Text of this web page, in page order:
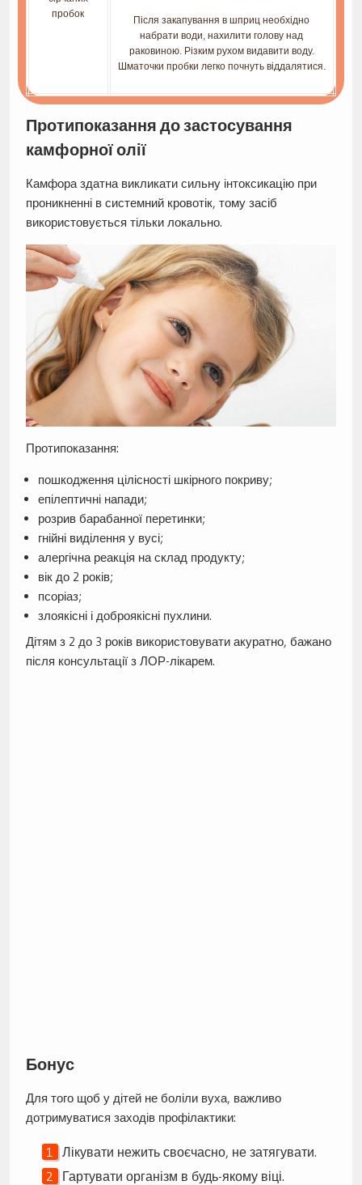
пробок
Після закапування в шприц необхідно
набрати води, нахилити голову над
раковиною. Різким рухом видавити воду.
Шматочки пробки легко почнуть віддалятися.
Протипоказання до застосування
камфорної олії
Камфора здатна викликати сильну інтоксикацію при
проникненні в системний кровотік, тому засіб
використовується тільки локально.
Протипоказання:
пошкодження цілісності шкірного покриву;
епілептичні напади;
розрив барабанної перетинки;
гнійні виділення у вусі;
алергічна реакція на склад продукту;
вік до 2 років;
псоріаз;
злоякісні і доброякісні пухлини.
Дітям з 2 до 3 років використовувати акуратно, бажано
після консультації з ЛОР-лікарем.
Бонус
Для того щоб у дітей не боліли вуха, важливо
дотримуватися заходів профілактики:
Лікувати нежить своєчасно, не затягувати.
Гартувати організм в будь-якому віці.